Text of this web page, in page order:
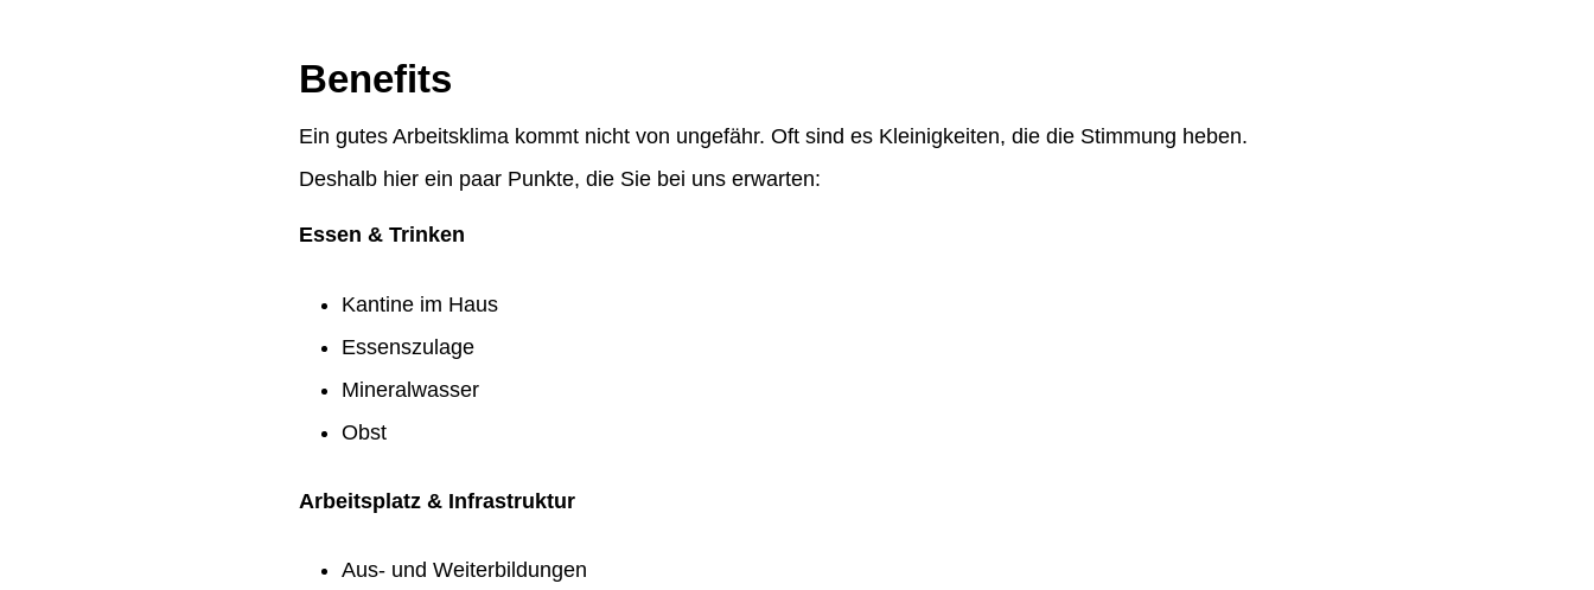
Benefits
Ein gutes Arbeitsklima kommt nicht von ungefähr. Oft sind es Kleinigkeiten, die die Stimmung heben.
Deshalb hier ein paar Punkte, die Sie bei uns erwarten:
Essen & Trinken
Kantine im Haus
Essenszulage
Mineralwasser
Obst
Arbeitsplatz & Infrastruktur
Aus- und Weiterbildungen